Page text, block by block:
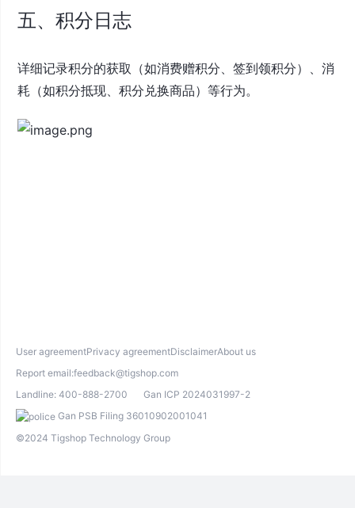
五、积分日志
详细记录积分的获取（如消费赠积分、签到领积分）、消
耗（如积分抵现、积分兑换商品）等行为。
User agreementPrivacy agreementDisclaimerAbout us
Report email:feedback@tigshop.com
Landline: 400-888-2700
Gan ICP 2024031997-2
Gan PSB Filing 36010902001041
©2024 Tigshop Technology Group